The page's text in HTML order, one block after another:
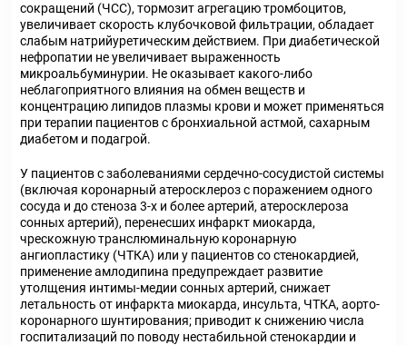
сокращений (ЧСС), тормозит агрегацию тромбоцитов,
увеличивает скорость клубочковой фильтрации, обладает
слабым натрийуретическим действием. При диабетической
нефропатии не увеличивает выраженность
микроальбуминурии. Не оказывает какого-либо
неблагоприятного влияния на обмен веществ и
концентрацию липидов плазмы крови и может применяться
при терапии пациентов с бронхиальной астмой, сахарным
диабетом и подагрой.
У пациентов с заболеваниями сердечно-сосудистой системы
(включая коронарный атеросклероз с поражением одного
сосуда и до стеноза 3-х и более артерий, атеросклероза
сонных артерий), перенесших инфаркт миокарда,
чрескожную транслюминальную коронарную
ангиопластику (ЧТКА) или у пациентов со стенокардией,
применение амлодипина предупреждает развитие
утолщения интимы-медии сонных артерий, снижает
летальность от инфаркта миокарда, инсульта, ЧТКА, аорто-
коронарного шунтирования; приводит к снижению числа
госпитализаций по поводу нестабильной стенокардии и